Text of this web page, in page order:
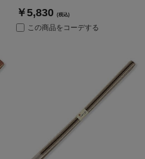
￥5,830 (税込)
この商品をコーデする